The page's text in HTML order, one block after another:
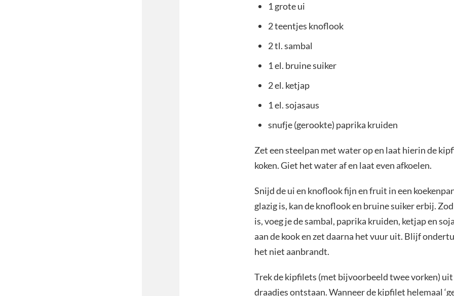
1 grote ui
2 teentjes knoflook
2 tl. sambal
1 el. bruine suiker
2 el. ketjap
1 el. sojasaus
snufje (gerookte) paprika kruiden
Zet een steelpan met water op en laat hierin de
koken. Giet het water af en laat even afkoelen.
Snijd de ui en knoflook fijn en fruit in een
glazig is, kan de knoflook en bruine suiker erbij.
is, voeg je de sambal, paprika kruiden, ketjap en
aan de kook en zet daarna het vuur uit. Blijf
het niet aanbrandt.
Trek de kipfilets (met bijvoorbeeld twee vorken)
draadjes ontstaan. Wanneer de kipfilet helemaal